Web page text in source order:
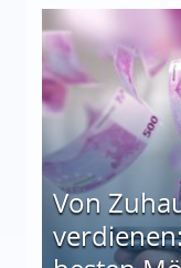
auf einen Blick
Von